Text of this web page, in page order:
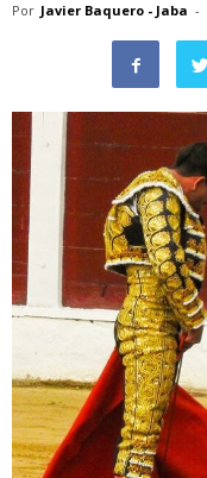
Por Javier Baquero - Jaba -